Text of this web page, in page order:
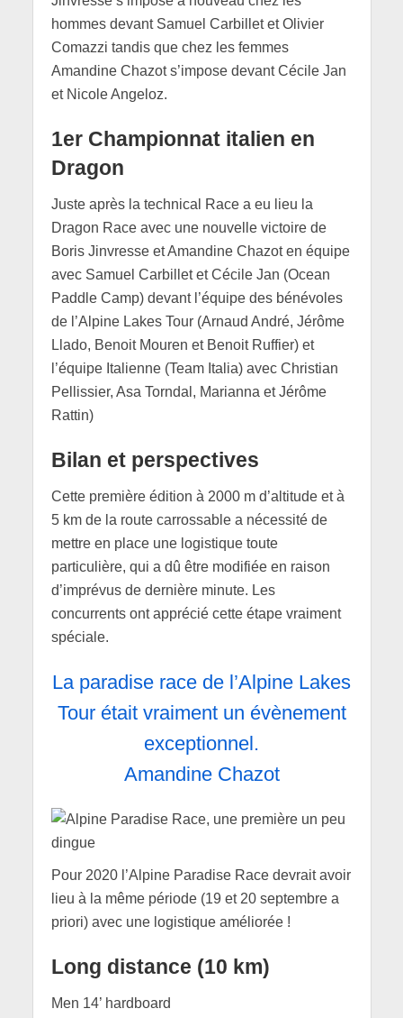
hommes devant Samuel Carbillet et Olivier
Comazzi tandis que chez les femmes
Amandine Chazot s’impose devant Cécile Jan
et Nicole Angeloz.
1er Championnat italien en
Dragon
Juste après la technical Race a eu lieu la
Dragon Race avec une nouvelle victoire de
Boris Jinvresse et Amandine Chazot en équipe
avec Samuel Carbillet et Cécile Jan (Ocean
Paddle Camp) devant l’équipe des bénévoles
de l’Alpine Lakes Tour (Arnaud André, Jérôme
Llado, Benoit Mouren et Benoit Ruffier) et
l’équipe Italienne (Team Italia) avec Christian
Pellissier, Asa Torndal, Marianna et Jérôme
Rattin)
Bilan et perspectives
Cette première édition à 2000 m d’altitude et à
5 km de la route carrossable a nécessité de
mettre en place une logistique toute
particulière, qui a dû être modifiée en raison
d’imprévus de dernière minute. Les
concurrents ont apprécié cette étape vraiment
spéciale.
La paradise race de l’Alpine Lakes
Tour était vraiment un évènement
exceptionnel.
Amandine Chazot
Pour 2020 l’Alpine Paradise Race devrait avoir
lieu à la même période (19 et 20 septembre a
priori) avec une logistique améliorée !
Long distance (10 km)
Men 14’ hardboard